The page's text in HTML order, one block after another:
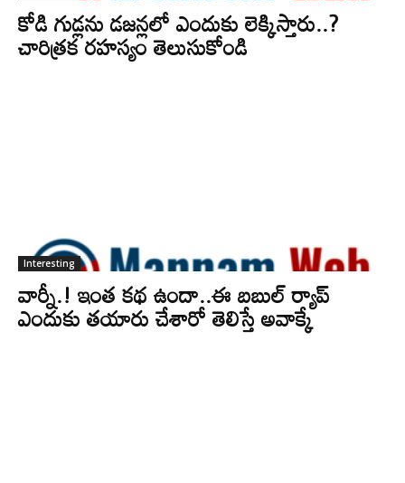
కోడి గుడ్లను డజన్లలో ఎందుకు లెక్కిస్తారు..?
చారిత్రక రహస్యం తెలుసుకోండి
Interesting
వార్నీ.! ఇంత కథ ఉందా..ఈ బబుల్‌ ర్యాప్‌
ఎందుకు తయారు చేశారో తెలిస్తే అవాక్కే